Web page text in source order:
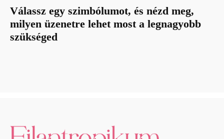
Válassz egy szimbólumot, és nézd meg,
milyen üzenetre lehet most a legnagyobb
szükséged